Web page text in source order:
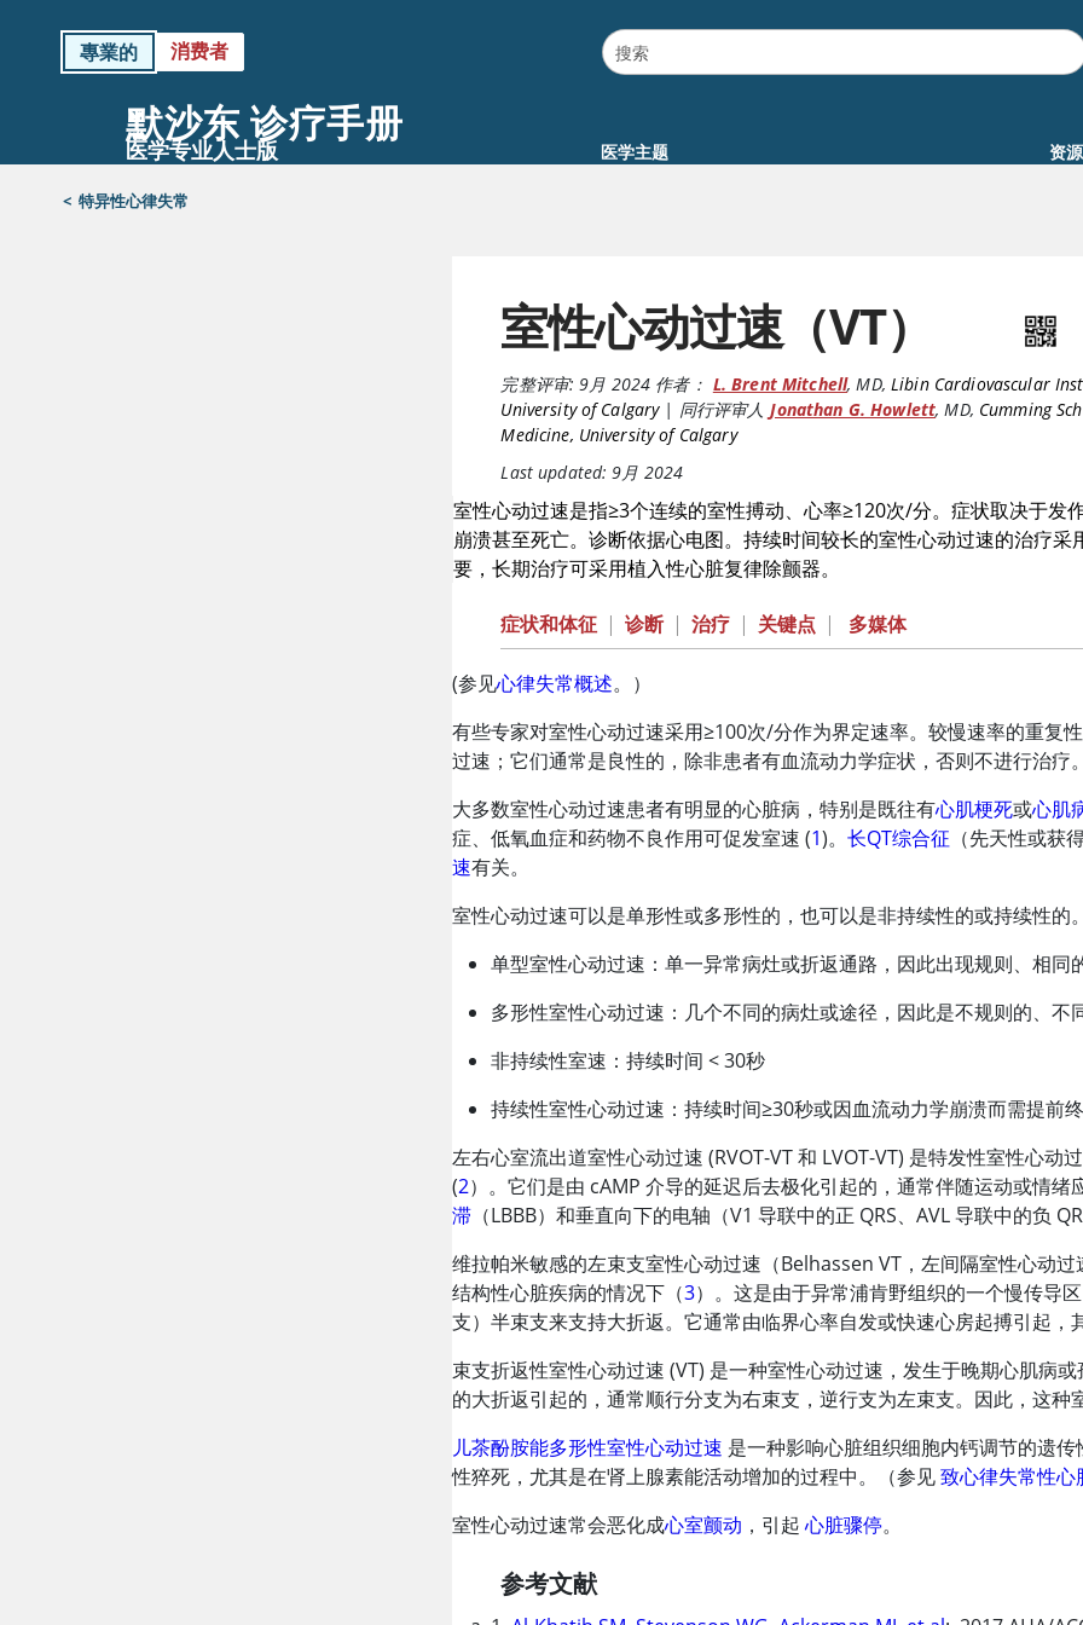
專業的 消费者
默沙东 诊疗手册
医学专业人士版 医学主题 资源
< 特异性心律失常
室性心动过速（VT）
完整评审: 9月 2024 作者： L. Brent Mitchell,MD,Libin Cardiovascular
University of Calgary| 同行评审人 Jonathan G. Howlett,MD, Cumming
Medicine, University of Calgary
Last updated: 9月 2024
室性心动过速是指≥3个连续的室性搏动、心率≥120次/分。症状取决于发
崩溃甚至死亡。诊断依据心电图。持续时间较长的室性心动过速的治疗
要，长期治疗可采用植入性心脏复律除颤器。
症状和体征 | 诊断 | 治疗 | 关键点 | 多媒体
(参见心律失常概述。）
有些专家对室性心动过速采用≥100次/分作为界定速率。较慢速率的重复
过速；它们通常是良性的，除非患者有血流动力学症状，否则不进行治疗
大多数室性心动过速患者有明显的心脏病，特别是既往有心肌梗死或心肌
症、低氧血症和药物不良作用可促发室速 (1)。长QT综合征 （先天性或获
速有关。
室性心动过速可以是单形性或多形性的，也可以是非持续性的或持续性的
单型室性心动过速：单一异常病灶或折返通路，因此出现规则、相同
多形性室性心动过速：几个不同的病灶或途径，因此是不规则的、不
非持续性室速：持续时间<30秒
持续性室性心动过速：持续时间≥30秒或因血流动力学崩溃而需提前
左右心室流出道室性心动过速 (RVOT-VT 和 LVOT-VT) 是特发性室性心
(2）。它们是由 cAMP 介导的延迟后去极化引起的，通常伴随运动或情绪
滞 （LBBB）和垂直向下的电轴（V1 导联中的正 QRS、AVL 导联中的负
维拉帕米敏感的左束支室性心动过速（Belhassen VT，左间隔室性心动
结构性心脏疾病的情况下（3）。这是由于异常浦肯野组织的一个慢传导
支）半束支来支持大折返。它通常由临界心率自发或快速心房起搏引起
束支折返性室性心动过速 (VT) 是一种室性心动过速，发生于晚期心肌病
的大折返引起的，通常顺行分支为右束支，逆行支为左束支。因此，这种
儿茶酚胺能多形性室性心动过速 是一种影响心脏组织细胞内钙调节的遗
性猝死，尤其是在肾上腺素能活动增加的过程中。（参见致心律失常性心
室性心动过速常会恶化成心室颤动 ，引起心脏骤停。
参考文献